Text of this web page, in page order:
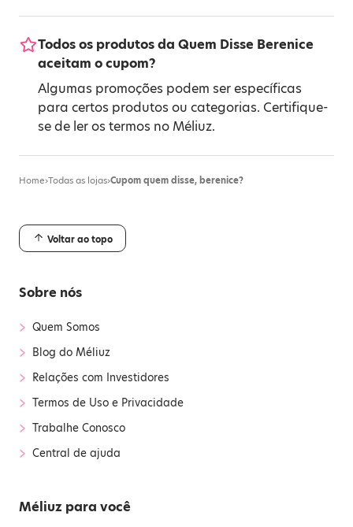
Todos os produtos da Quem Disse Berenice
aceitam o cupom?
Algumas promoções podem ser específicas
para certos produtos ou categorias. Certifique-
se de ler os termos no Méliuz.
Home›Todas as lojas›Cupom quem disse, berenice?
Voltar ao topo
Sobre nós
› Quem Somos
› Blog do Méliuz
› Relações com Investidores
› Termos de Uso e Privacidade
› Trabalhe Conosco
› Central de ajuda
Méliuz para você